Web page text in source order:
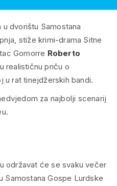
dvorištu Samostana
stiže krimi-drama Sitne
Gomorre Roberto
realističnu priču o
u rat tinejdžerskih bandi.
za najbolji scenarij
održavat će se svaku večer
Samostana Gospe Lurdske